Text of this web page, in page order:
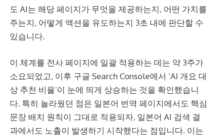
도 AI는 해당 페이지가 무엇을 제공하는지, 어떤 가치를
주는지, 어떻게 액션을 유도하는지 3초 내에 판단할 수
있습니다.
이 체계를 전사 페이지에 일괄 적용하는 데는 약 3주가
소요되었고, 이후 구글 Search Console에서 ‘AI 개요 대
상 추천 비율’이 눈에 띄게 상승하는 것을 확인했습니
다. 특히 놀라웠던 점은 일본어 번역 페이지에서도 핵심
문장 배치 원칙이 그대로 적용되자, 일본어 AI 검색 결
과에서도 노출이 발생하기 시작했다는 점입니다. 이는